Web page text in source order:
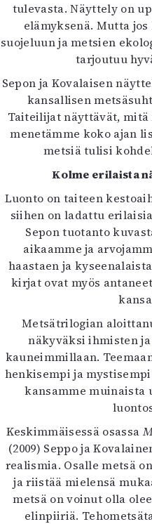
tulevasta. Näyttely on
elämyksenä. Mutta
suojeluun ja metsien
tarjoutuu
Sepon ja Kovalaisen
kansallisen
Taiteilijat näyttävät, mitä
menetämme koko ajan
metsiä tulisi
Kolme erilaista
Luonto on taiteen
siihen on ladattu
Sepon tuotanto
aikaamme ja
haastaen ja
kirjat ovat myös
Metsätrilogian
näkyväksi ihmisten
kauneimmillaan.
henkisempi ja
kansamme muinaista
Keskimmäisessä osassa
(2009) Seppo ja
realismia. Osalle metsä
ja riistää mielensä
metsä on voinut olla
elinpiiriä.